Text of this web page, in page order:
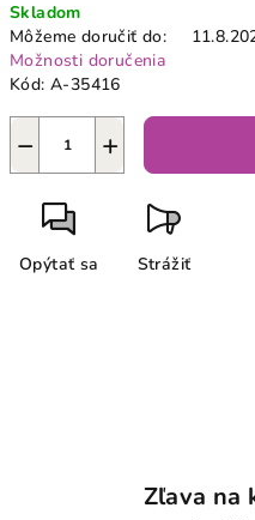
cena:
Skladom
Môžeme doručiť do:
Možnosti doručenia
Kód: A-35416
+
−
Opýtať sa Strážiť
Zľava na